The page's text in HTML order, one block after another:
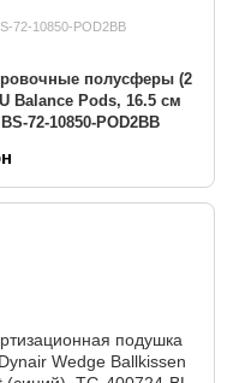
72-10850-POD2BB
полусферы (2
Balance Pods, 16.5 см
72-10850-POD2BB